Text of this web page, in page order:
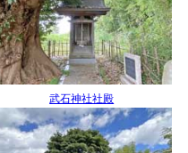
武石神社社殿